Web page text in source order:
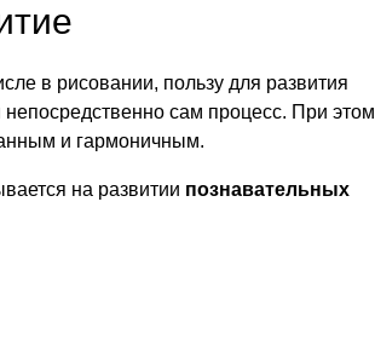
в рисовании, пользу для развития
непосредственно сам процесс. При этом
и гармоничным.
на развитии познавательных